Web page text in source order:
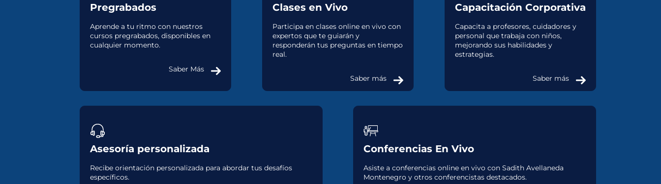
Pregrabados
Aprende a tu ritmo con nuestros
cursos pregrabados, disponibles en
cualquier momento.
Saber Más
Clases en Vivo
Participa en clases online en vivo con
expertos que te guiarán y
responderán tus preguntas en tiempo
real.
Saber más
Capacitación Corporativa
Capacita a profesores, cuidadores y
personal que trabaja con niños,
mejorando sus habilidades y
estrategias.
Saber más
Asesoría personalizada
Recibe orientación personalizada para abordar tus desafíos
específicos.
Conferencias En Vivo
Asiste a conferencias online en vivo con Sadith Avellaneda
Montenegro y otros conferencistas destacados.